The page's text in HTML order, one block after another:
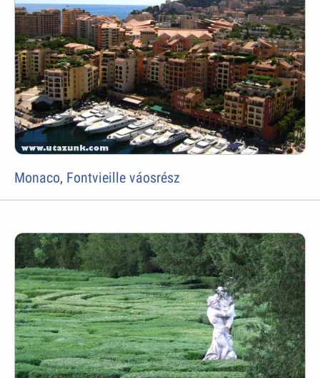
Monaco, Fontvieille váosrész